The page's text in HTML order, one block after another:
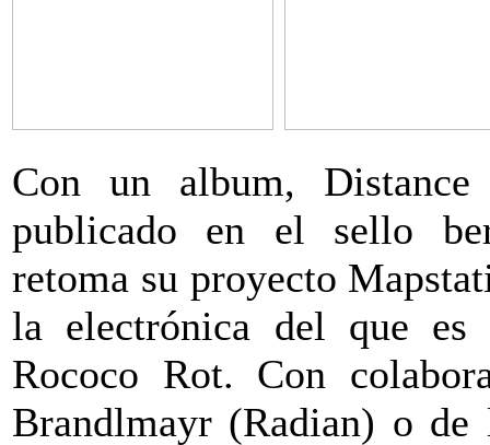
Con un album,
publicado en el sello
retoma su proyecto
la electrónica del que es
Rococo Rot. Con
Brandlmayr (Radian) o